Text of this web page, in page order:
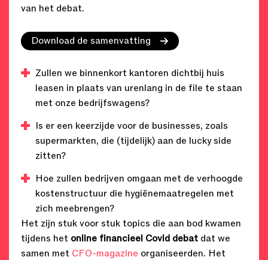
Zullen we binnenkort kantoren dichtbij huis
leasen in plaats van urenlang in de file te staan
met onze bedrijfswagens?
Is er een keerzijde voor de businesses, zoals
supermarkten, die (tijdelijk) aan de lucky side
zitten?
Hoe zullen bedrijven omgaan met de verhoogde
kostenstructuur die hygiënemaatregelen met
zich meebrengen?
Het zijn stuk voor stuk topics die aan bod kwamen
tijdens het online financieel Covid debat dat we
samen met CFO-magazine organiseerden. Het
van het debat.
Download de samenvatting